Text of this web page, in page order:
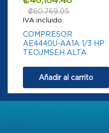
₡60,769.05
IVA incluido
COMPRESOR
AE4440U-AA1A 1/3 HP
TECUMSEH ALTA
Añadir al carrito